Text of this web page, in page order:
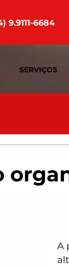
9.9111-6684
SERVIÇOS
A